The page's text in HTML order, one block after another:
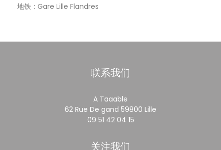
地铁 Gare Lille Flandres
联系我们
A Taaable
62 Rue De gand 59800 Lille
09 51 42 04 15
关注我们